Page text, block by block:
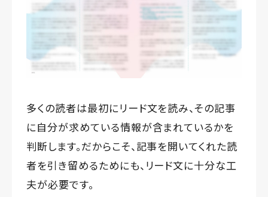
多くの読者は最初にリード文を読み、その記事
に自分が求めている情報が含まれているかを
判断します。だからこそ、記事を開いてくれた読
者を引き留めるためにも、リード文に十分な工
夫が必要です。